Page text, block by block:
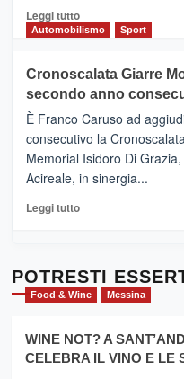
Gusto,
il
tra
sapori
vicoli
medievali
Leggi tuttoLeggi
di
Mondello
(Palermo)
–
“E
adesso
Pasta
–
Sicilia
l’
evento
per
la
filiera
Automobilismo Sport
Cronoscalata Giarre
secondo anno
È Franco Caruso ad
consecutivo la
Memorial Isidoro Di
Acireale, in sinergia...
Leggi tuttoLeggi
Cronoscalata
Giarre
Montesalice
per
il
POTRESTI
Food & Wine Messina
WINE NOT? A
CELEBRA IL VINO E LE